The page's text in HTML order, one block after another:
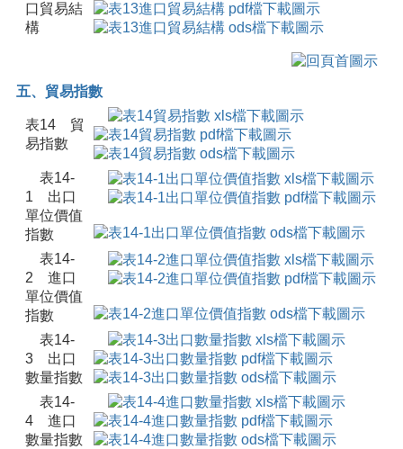
口貿易結
構
五、貿易指數
表14 貿
易指數
表14-
1 出口
單位價值
指數
表14-
2 進口
單位價值
指數
表14-
3 出口
數量指數
表14-
4 進口
數量指數